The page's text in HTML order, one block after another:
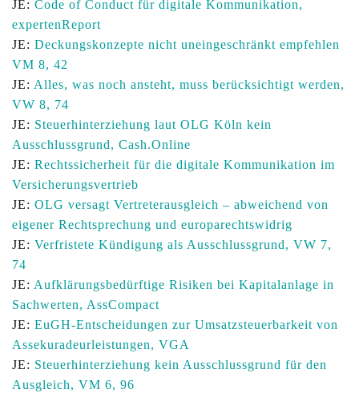
JE: Code of Conduct für digitale Kommunikation,
expertenReport
JE: Deckungskonzepte nicht uneingeschränkt empfehlen
VM 8, 42
JE: Alles, was noch ansteht, muss berücksichtigt werden,
VW 8, 74
JE: Steuerhinterziehung laut OLG Köln kein
Ausschlussgrund, Cash.Online
JE: Rechtssicherheit für die digitale Kommunikation im
Versicherungsvertrieb
JE: OLG versagt Vertreterausgleich – abweichend von
eigener Rechtsprechung und europarechtswidrig
JE: Verfristete Kündigung als Ausschlussgrund, VW 7,
74
JE: Aufklärungsbedürftige Risiken bei Kapitalanlage in
Sachwerten, AssCompact
JE: EuGH-Entscheidungen zur Umsatzsteuerbarkeit von
Assekuradeurleistungen, VGA
JE: Steuerhinterziehung kein Ausschlussgrund für den
Ausgleich, VM 6, 96